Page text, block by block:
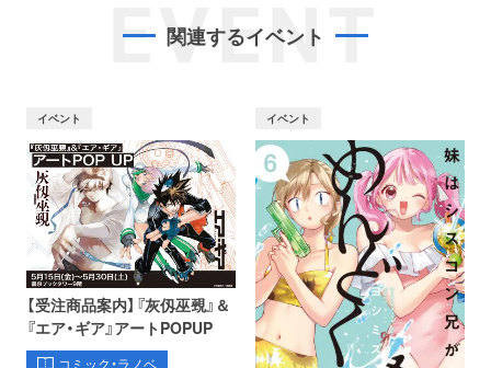
EVENT
関連するイベント
イベント
【受注商品案内】『灰仭巫覡』＆
『エア・ギア』アートPOPUP
コミック・ラノベ
イベント